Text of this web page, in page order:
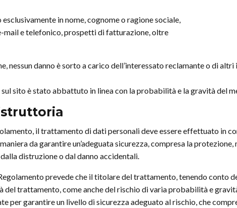
in nome, cognome o ragione sociale,
mail e telefonico, prospetti di fatturazione, oltre
nessun danno è sorto a carico dell’interessato reclamante o di
sito è stato abbattuto in linea con la probabilità e la gravità del
il trattamento di dati personali deve essere effettuato in
da garantire un’adeguata sicurezza, compresa la
distruzione o dal danno accidentali.
prevede che il titolare del trattamento, tenendo conto
del trattamento, come anche del rischio di varia probabilità e
per garantire un livello di sicurezza adeguato al rischio, che